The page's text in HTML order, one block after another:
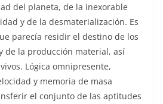
del planeta, de la inexorable
y de la desmaterialización. Es
parecía residir el destino de los
de la producción material, así
Lógica omnipresente,
y memoria de masa
el conjunto de las aptitudes